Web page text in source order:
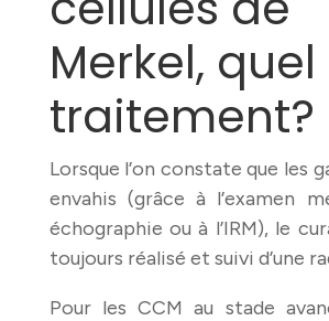
Merkel, quel
traitement?
Lorsque l’on constate que les
envahis (grâce à l’examen
échographie ou à l’IRM), le
toujours réalisé et suivi d’une
Pour les CCM au stade